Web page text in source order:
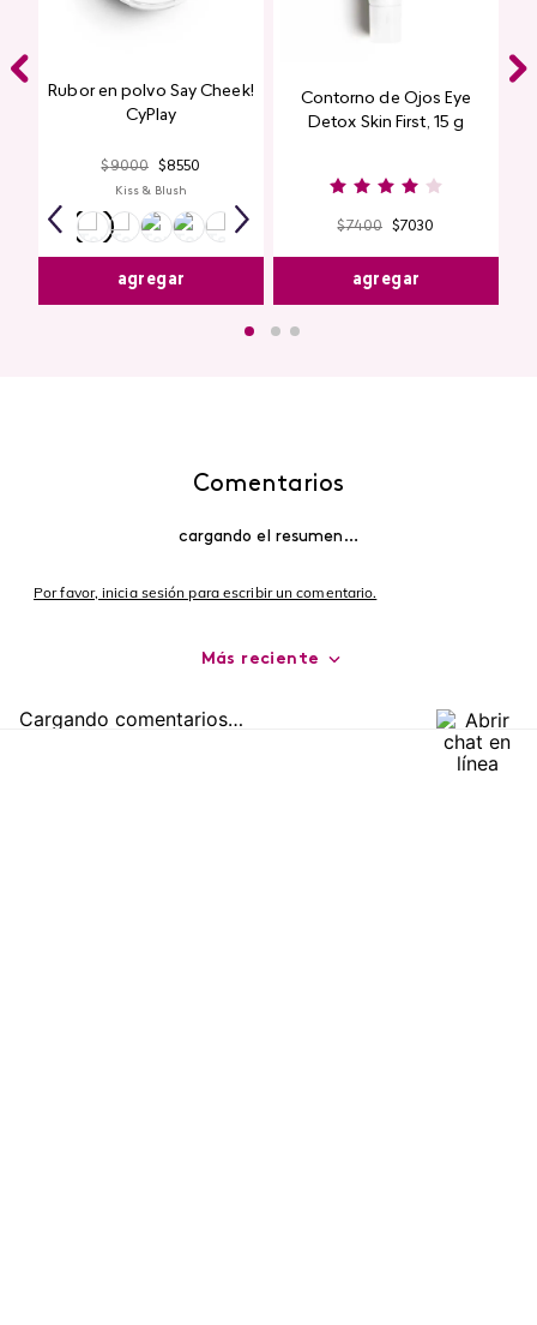
Rubor en polvo Say Cheek!
CyPlay
$9000 $8550
Kiss & Blush
agregar
Contorno de Ojos Eye
Detox Skin First, 15 g
$7400 $7030
agregar
Comentarios
cargando el resumen…
Por favor, inicia sesión para escribir un comentario.
Más reciente
Cargando comentarios…